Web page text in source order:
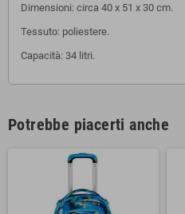
Dimensioni: circa 40 x 51 x 30 cm.
Tessuto: poliestere.
Capacità: 34 litri.
Potrebbe piacerti anche